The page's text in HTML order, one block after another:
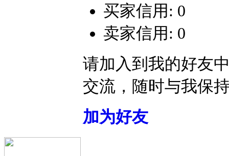
买家信用: 0
卖家信用: 0
请加入到我的好友
交流，随时与我保
加为好友